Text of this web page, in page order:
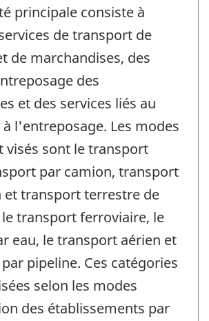
principale consiste à
de transport de
de marchandises, des
des
et des services liés au
l'entreposage. Les modes
visés sont le transport
par camion, transport
et transport terrestre de
transport ferroviaire, le
eau, le transport aérien et
pipeline. Ces catégories
selon les modes
des établissements par